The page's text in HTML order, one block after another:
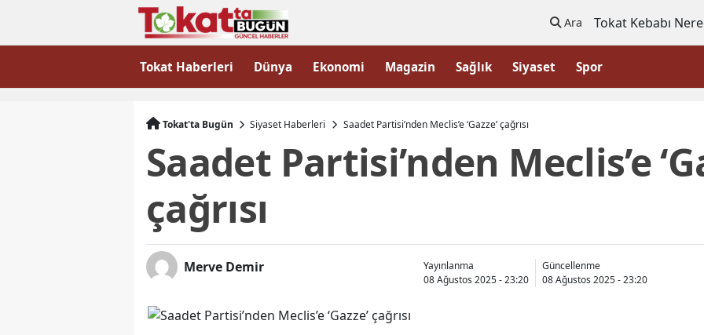
Ara Tokat Kebabı
Tokat Haberleri Dünya Ekonomi Magazin Sağlık Siyaset Spor
Tokat'ta Bugün Siyaset Haberleri Saadet Partisi’nden Meclis’e ‘Gazze’ çağrısı
Saadet Partisi’nden Meclis’e
çağrısı
Merve Demir
Yayınlanma
08 Ağustos 2025 - 23:20
Güncellenme
08 Ağustos 2025 - 23:20